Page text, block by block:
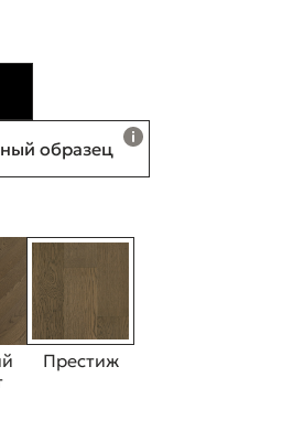
образец
Престиж